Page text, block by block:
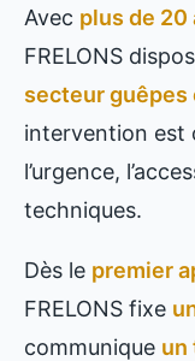
Avec plus de 20
FRELONS
secteur guêpes
intervention est
l’urgence,
techniques.
Dès le premier
FRELONS fixe
communique un